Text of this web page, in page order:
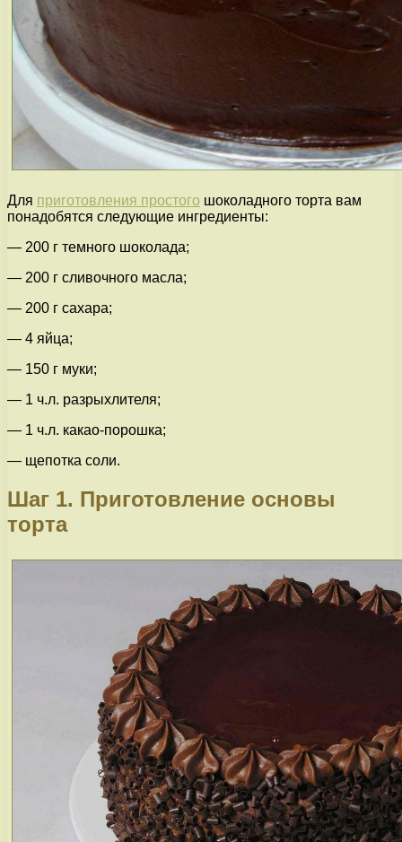
Для приготовления простого шоколадного торта вам
понадобятся следующие ингредиенты:
— 200 г темного шоколада;
— 200 г сливочного масла;
— 200 г сахара;
— 4 яйца;
— 150 г муки;
— 1 ч.л. разрыхлителя;
— 1 ч.л. какао-порошка;
— щепотка соли.
Шаг 1. Приготовление основы
торта